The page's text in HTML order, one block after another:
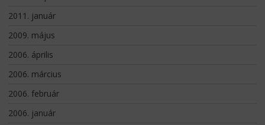
2011. január
2009. május
2006. április
2006. március
2006. február
2006. január